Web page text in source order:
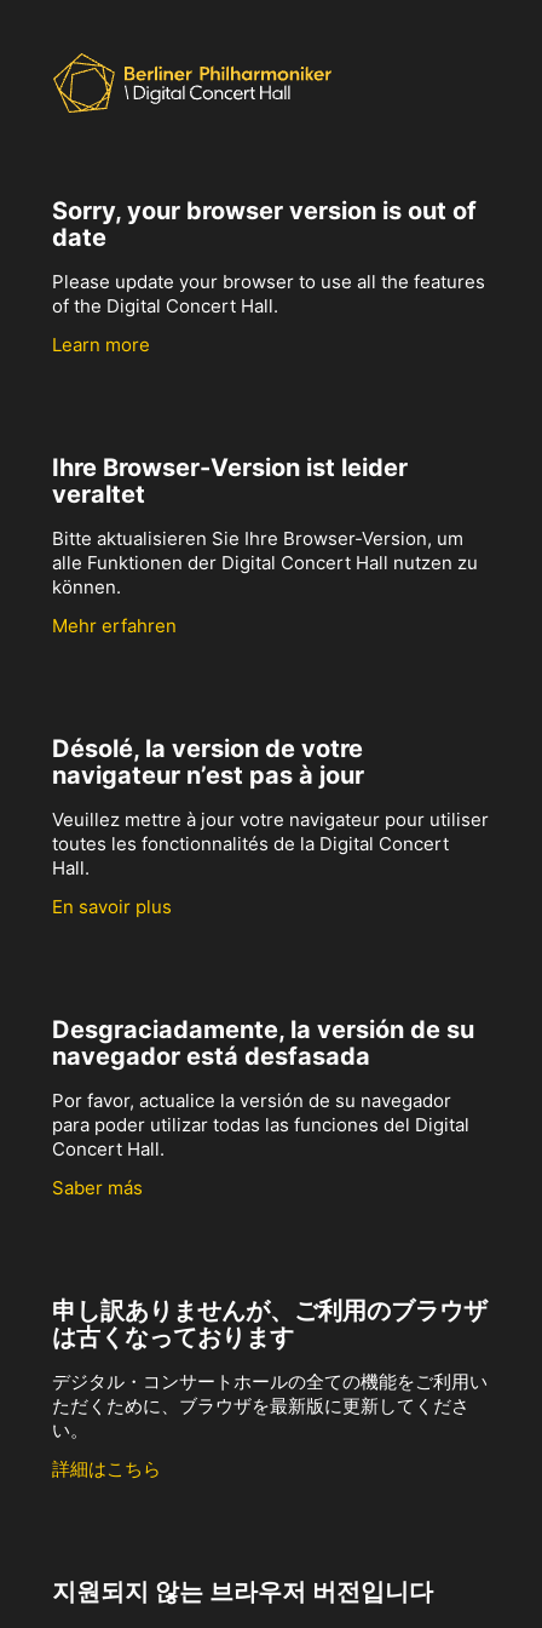
Sorry, your browser version is out of
date
Please update your browser to use all the features
of the Digital Concert Hall.
Learn more
Ihre Browser-Version ist leider
veraltet
Bitte aktualisieren Sie Ihre Browser-Version, um
alle Funktionen der Digital Concert Hall nutzen zu
können.
Mehr erfahren
Désolé, la version de votre
navigateur n’est pas à jour
Veuillez mettre à jour votre navigateur pour utiliser
toutes les fonctionnalités de la Digital Concert
Hall.
En savoir plus
Desgraciadamente, la versión de su
navegador está desfasada
Por favor, actualice la versión de su navegador
para poder utilizar todas las funciones del Digital
Concert Hall.
Saber más
申し訳ありませんが、ご利用のブラウザ
は古くなっております
デジタル・コンサートホールの全ての機能をご利用い
ただくために、ブラウザを最新版に更新してくださ
い。
詳細はこちら
지원되지 않는 브라우저 버전입니다